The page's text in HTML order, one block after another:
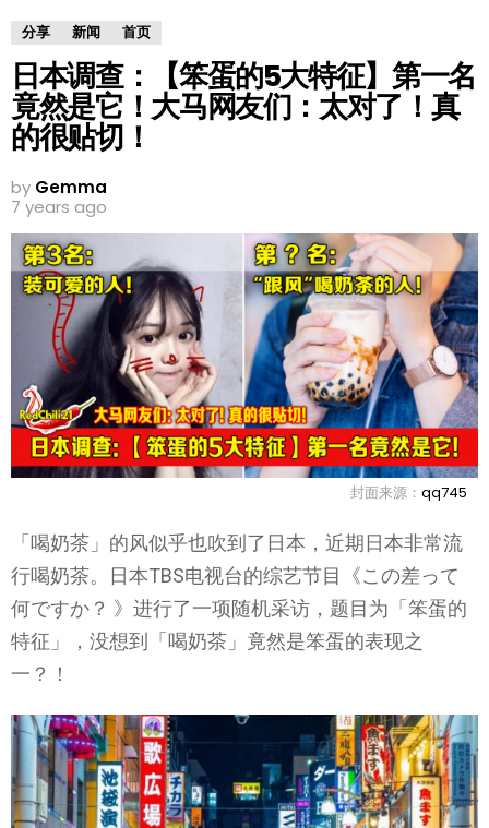
分享 新闻 首页
日本调查：【笨蛋的5大特征】第一名
竟然是它！大马网友们：太对了！真
的很贴切！
by Gemma
7 years ago
封面来源： qq745
「喝奶茶」的风似乎也吹到了日本，近期日本非常流
行喝奶茶。日本TBS电视台的综艺节目《この差って
何ですか？ 》进行了一项随机采访，题目为「笨蛋的
特征」，没想到「喝奶茶」竟然是笨蛋的表现之
一？！